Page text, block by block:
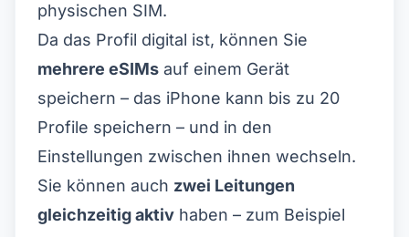
physischen SIM.
Da das Profil digital ist, können Sie
mehrere eSIMs auf einem Gerät
speichern – das iPhone kann bis zu 20
Profile speichern – und in den
Einstellungen zwischen ihnen wechseln.
Sie können auch zwei Leitungen
gleichzeitig aktiv haben – zum Beispiel